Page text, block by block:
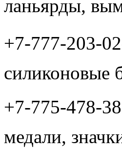
ланьярды,
+7-777-203-
силиконовые
+7-775-478-
медали,